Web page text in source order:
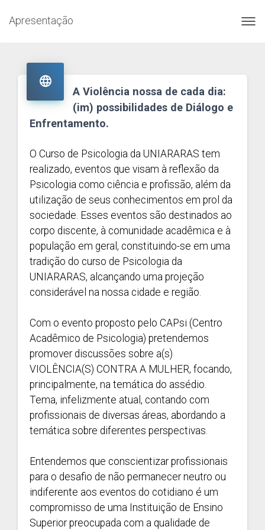
Apresentação

A Violência nossa de cada dia:
(im) possibilidades de Diálogo e
Enfrentamento.
O Curso de Psicologia da UNIARARAS tem
realizado, eventos que visam à reflexão da
Psicologia como ciência e profissão, além da
utilização de seus conhecimentos em prol da
sociedade. Esses eventos são destinados ao
corpo discente, à comunidade acadêmica e à
população em geral, constituindo-se em uma
tradição do curso de Psicologia da
UNIARARAS, alcançando uma projeção
considerável na nossa cidade e região.
Com o evento proposto pelo CAPsi (Centro
Acadêmico de Psicologia) pretendemos
promover discussões sobre a(s)
VIOLÊNCIA(S) CONTRA A MULHER, focando,
principalmente, na temática do assédio.
Tema, infelizmente atual, contando com
profissionais de diversas áreas, abordando a
temática sobre diferentes perspectivas.
Entendemos que conscientizar profissionais
para o desafio de não permanecer neutro ou
indiferente aos eventos do cotidiano é um
compromisso de uma Instituição de Ensino
Superior preocupada com a qualidade de